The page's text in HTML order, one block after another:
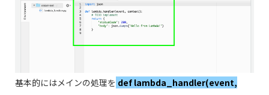
基本的にはメインの処理を def lambda_handler(event,